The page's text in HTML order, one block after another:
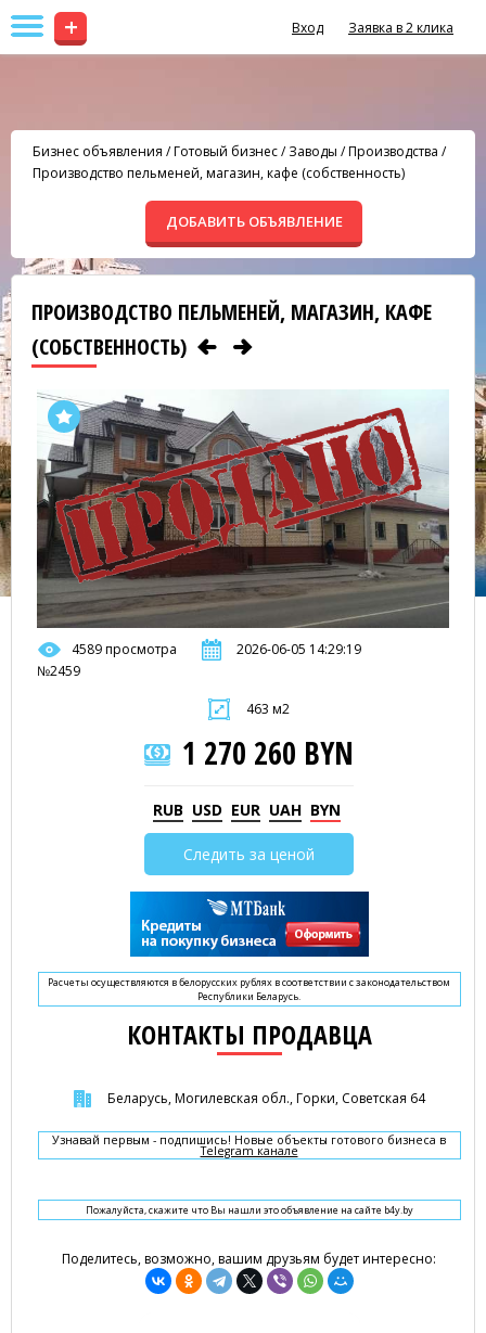
+ Вход Заявка в 2 клика
Бизнес объявления /Готовый бизнес/Заводы / Производства /
Производство пельменей, магазин, кафе (собственность)
ДОБАВИТЬ ОБЪЯВЛЕНИЕ
ПРОИЗВОДСТВО ПЕЛЬМЕНЕЙ, МАГАЗИН, КАФЕ
(СОБСТВЕННОСТЬ)
4589 просмотра
2026-06-05 14:29:19
№2459
463 м2
1 270 260 BYN
RUB USD EUR UAH BYN
Следить за ценой
Расчеты осуществляются в белорусских рублях в соответствии с законодательством
Республики Беларусь.
КОНТАКТЫ ПРОДАВЦА
Беларусь, Могилевская обл., Горки, Советская 64
Узнавай первым - подпишись! Новые объекты готового бизнеса в
Telegram канале
Пожалуйста, скажите что Вы нашли это объявление на сайте b4y.by
Поделитесь, возможно, вашим друзьям будет интересно: